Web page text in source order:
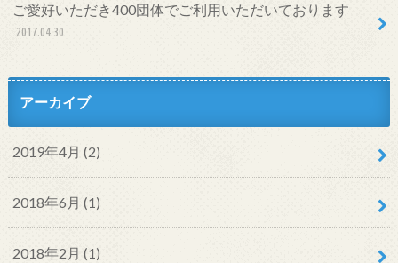
ご愛好いただき400団体でご利用いただいております
2017.04.30
アーカイブ
2019年4月 (2)
2018年6月 (1)
2018年2月 (1)